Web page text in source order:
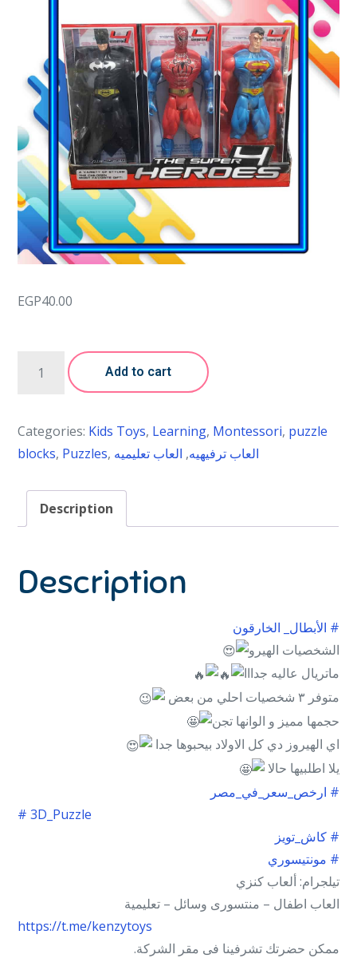
EGP40.00
Add to cart
Categories: Kids Toys, Learning, Montessori, puzzle
blocks, Puzzles, العاب ترفيهيه, العاب تعليميه
Description
Description
# الأبطال_ الخارقون
الشخصيات الهيرو
ماتريال عاليه جدااا
متوفر ٣ شخصيات احلي من بعض
حجمها مميز و الوانها تجن
اي الهيروز دي كل الاولاد بيحبوها جدا
يلا اطلبيها حالا
# ارخص_سعر_في_مصر
# 3D_Puzzle
# كاش_تويز
# مونتيسوري
تيلجرام: ألعاب كنزي
العاب اطفال – منتسورى وسائل – تعليمية
https://t.me/kenzytoys
ممكن حضرتك تشرفينا فى مقر الشركة.